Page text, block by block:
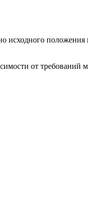
исходного положения
от